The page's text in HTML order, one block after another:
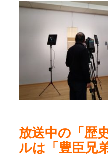
放送中の「歴
ルは「豊臣兄